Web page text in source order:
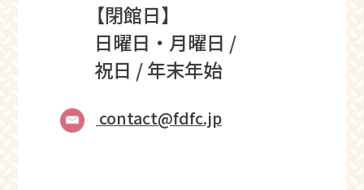
【閉館日】
日曜日・月曜日 /
祝日 / 年末年始
contact@fdfc.jp